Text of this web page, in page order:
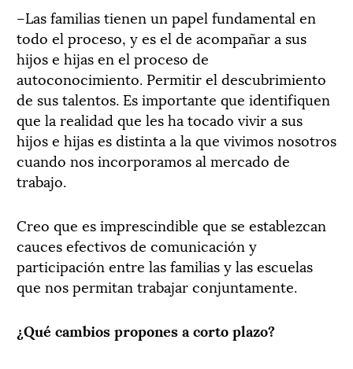
–Las familias tienen un papel fundamental en
todo el proceso, y es el de acompañar a sus
hijos e hijas en el proceso de
autoconocimiento. Permitir el descubrimiento
de sus talentos. Es importante que identifiquen
que la realidad que les ha tocado vivir a sus
hijos e hijas es distinta a la que vivimos nosotros
cuando nos incorporamos al mercado de
trabajo.
Creo que es imprescindible que se establezcan
cauces efectivos de comunicación y
participación entre las familias y las escuelas
que nos permitan trabajar conjuntamente.
¿Qué cambios propones a corto plazo?